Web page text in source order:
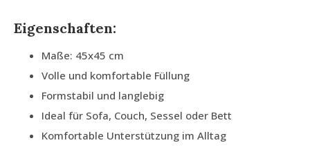
Eigenschaften:
Maße: 45x45 cm
Volle und komfortable Füllung
Formstabil und langlebig
Ideal für Sofa, Couch, Sessel oder Bett
Komfortable Unterstützung im Alltag